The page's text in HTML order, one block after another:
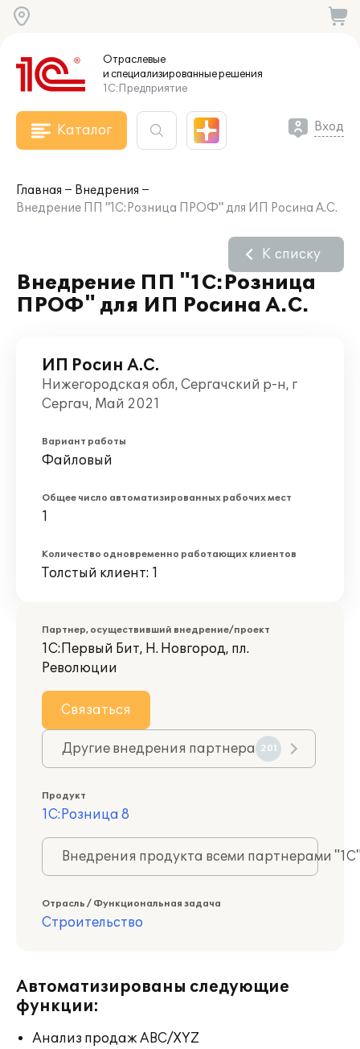
Отраслевые
и специализированныерешения
1С:Предприятие
Каталог Вход
Главная
Внедрения
Внедрение ПП "1С:Розница ПРОФ" для ИП Росина А.С.
Внедрение ПП "1С:Розница
ПРОФ" для ИП Росина А.С.
К списку
ИП Росин А.С.
Нижегородская обл, Сергачский р-н, г
Сергач, Май 2021
Вариант работы
Файловый
Общее число автоматизированных рабочих мест
1
Количество одновременно работающих клиентов
Толстый клиент: 1
Партнер, осуществивший внедрение/проект
1С:Первый Бит, Н. Новгород, пл.
Революции
Связаться
Другие внедрения партнера 201
Продукт
1С:Розница 8
Внедрения продукта всеми партнерами
Отрасль / Функциональная задача
Строительство
Автоматизированы следующие
функции:
Анализ продаж ABC/XYZ